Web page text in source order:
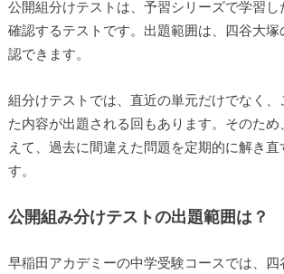
公開組分けテストは、予習シリーズで学習し
確認するテストです。出題範囲は、四谷大塚
認できます。
組分けテストでは、直近の単元だけでなく、
た内容が出題される回もあります。そのため
えて、過去に間違えた問題を定期的に解き
す。
公開組み分けテストの出題範囲は？
早稲田アカデミーの中学受験コースでは、四